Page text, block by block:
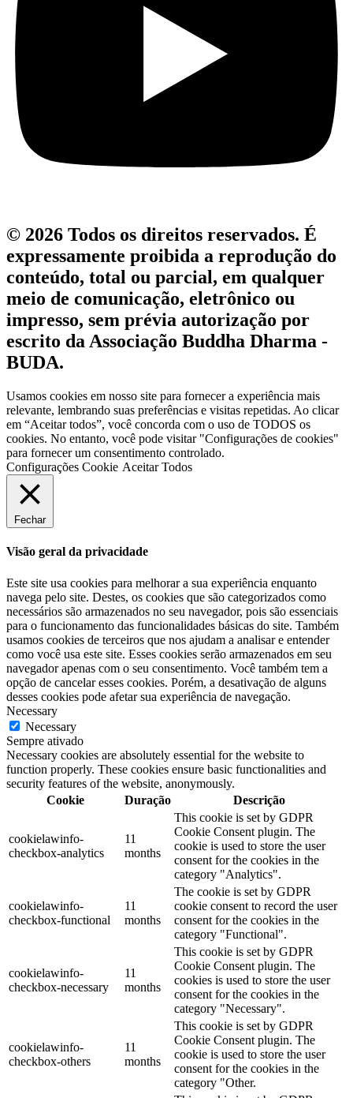
© 2026 Todos os direitos reservados. É
expressamente proibida a reprodução do
conteúdo, total ou parcial, em qualquer
meio de comunicação, eletrônico ou
impresso, sem prévia autorização por
escrito da Associação Buddha Dharma -
BUDA.
Usamos cookies em nosso site para fornecer a experiência mais
relevante, lembrando suas preferências e visitas repetidas. Ao clicar
em “Aceitar todos”, você concorda com o uso de TODOS os
cookies. No entanto, você pode visitar "Configurações de cookies"
para fornecer um consentimento controlado.
Configurações Cookie Aceitar Todos
Fechar
Visão geral da privacidade
Este site usa cookies para melhorar a sua experiência enquanto
navega pelo site. Destes, os cookies que são categorizados como
necessários são armazenados no seu navegador, pois são essenciais
para o funcionamento das funcionalidades básicas do site. Também
usamos cookies de terceiros que nos ajudam a analisar e entender
como você usa este site. Esses cookies serão armazenados em seu
navegador apenas com o seu consentimento. Você também tem a
opção de cancelar esses cookies. Porém, a desativação de alguns
desses cookies pode afetar sua experiência de navegação.
Necessary
Necessary
Sempre ativado
Necessary cookies are absolutely essential for the website to
function properly. These cookies ensure basic functionalities and
security features of the website, anonymously.
Cookie
Duração Descrição
cookielawinfo-
checkbox-analytics
11
months
This cookie is set by GDPR
Cookie Consent plugin. The
cookie is used to store the user
consent for the cookies in the
category "Analytics".
cookielawinfo-
checkbox-functional
11
months
The cookie is set by GDPR
cookie consent to record the user
consent for the cookies in the
category "Functional".
cookielawinfo-
checkbox-necessary
11
months
This cookie is set by GDPR
Cookie Consent plugin. The
cookies is used to store the user
consent for the cookies in the
category "Necessary".
cookielawinfo-
checkbox-others
11
months
This cookie is set by GDPR
Cookie Consent plugin. The
cookie is used to store the user
consent for the cookies in the
category "Other.